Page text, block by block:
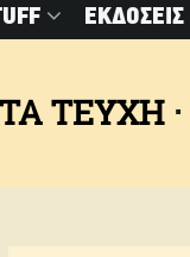
ΕΚΔΟΣΕΙΣ
ΤΕΥΧΗ